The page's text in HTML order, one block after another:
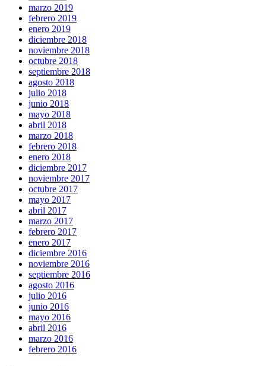
marzo 2019
febrero 2019
enero 2019
diciembre 2018
noviembre 2018
octubre 2018
septiembre 2018
agosto 2018
julio 2018
junio 2018
mayo 2018
abril 2018
marzo 2018
febrero 2018
enero 2018
diciembre 2017
noviembre 2017
octubre 2017
mayo 2017
abril 2017
marzo 2017
febrero 2017
enero 2017
diciembre 2016
noviembre 2016
septiembre 2016
agosto 2016
julio 2016
junio 2016
mayo 2016
abril 2016
marzo 2016
febrero 2016